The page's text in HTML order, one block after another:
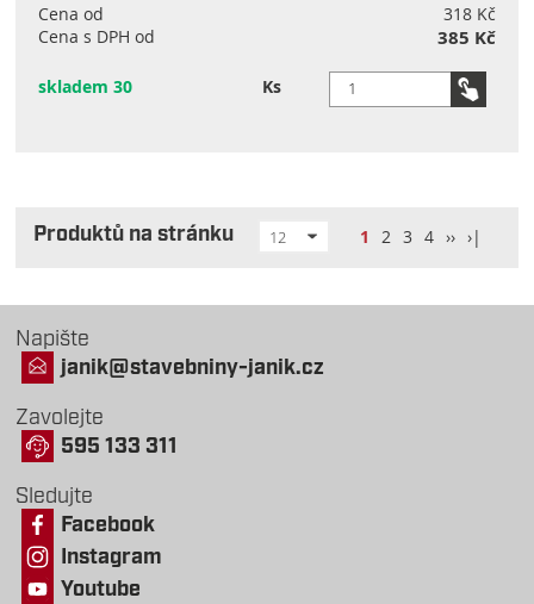
Cena od
318 Kč
Cena s DPH od
385 Kč
skladem 30 Ks
Produktů na stránku 12 1 2 3 4 ›› ›|
Napište
janik@stavebniny-janik.cz
Zavolejte
595 133 311
Sledujte
Facebook
Instagram
Youtube